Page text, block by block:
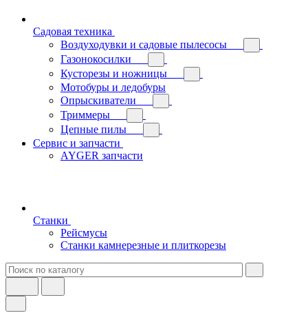
Садовая техника
Воздуходувки и садовые пылесосы
Газонокосилки
Кусторезы и ножницы
Мотобуры и ледобуры
Опрыскиватели
Триммеры
Цепные пилы
Сервис и запчасти
AYGER запчасти
Станки
Рейсмусы
Станки камнерезные и плиткорезы